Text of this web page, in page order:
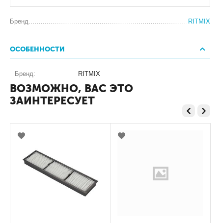
Бренд RITMIX
ОСОБЕННОСТИ
Бренд: RITMIX
ВОЗМОЖНО, ВАС ЭТО
ЗАИНТЕРЕСУЕТ